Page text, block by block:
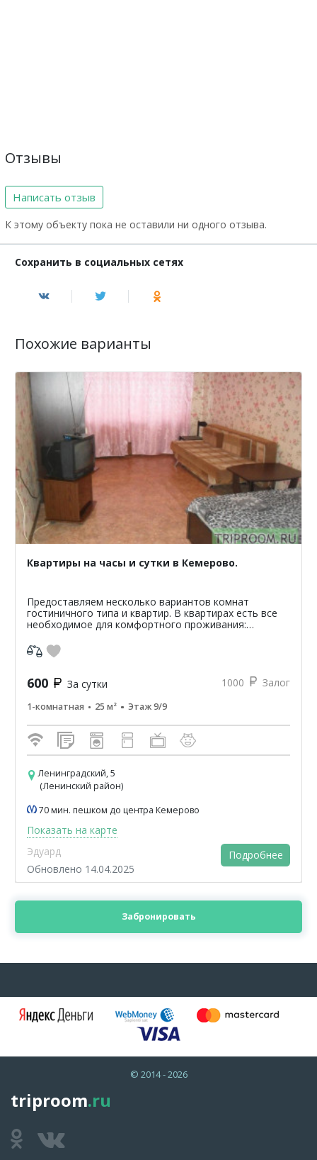
Отзывы
Написать отзыв
К этому объекту пока не оставили ни одного отзыва.
Сохранить в социальных сетях
Похожие варианты
Квартиры на часы и сутки в Кемерово.
Предоставляем несколько вариантов комнат
гостиничного типа и квартир. В квартирах есть все
необходимое для комфортного проживания:
машина, телевизор, дв...
600 За сутки 1000 Залог
1-комнатная 25 м² Этаж 9/9
Ленинградский, 5
(Ленинский район)
70 мин. пешком до центра Кемерово
Показать на карте
Эдуард
Обновлено 14.04.2025
Подробнее
Забронировать
© 2014 - 2026
triproom.ru